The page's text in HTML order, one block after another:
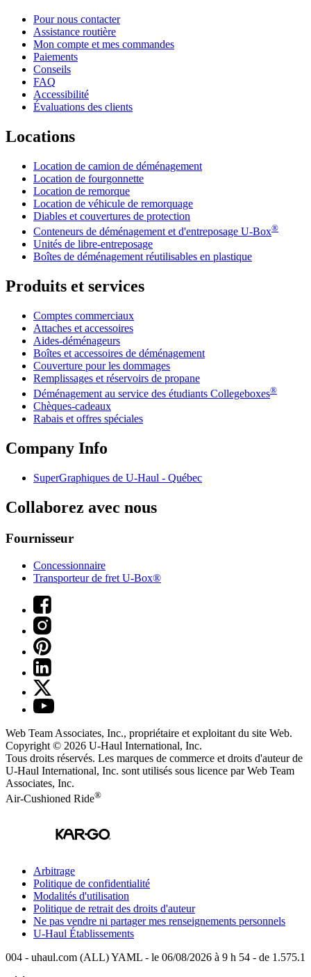
Pour nous contacter
Assistance routière
Mon compte et mes commandes
Paiements
Conseils
FAQ
Accessibilité
Évaluations des clients
Locations
Location de camion de déménagement
Location de fourgonnette
Location de remorque
Location de véhicule de remorquage
Diables et couvertures de protection
Conteneurs de déménagement et d'entreposage U-Box®
Unités de libre-entreposage
Boîtes de déménagement réutilisables en plastique
Produits et services
Comptes commerciaux
Attaches et accessoires
Aides-déménageurs
Boîtes et accessoires de déménagement
Couverture pour les dommages
Remplissages et réservoirs de propane
Déménagement au service des étudiants Collegeboxes®
Chèques-cadeaux
Rabais et offres spéciales
Company Info
SuperGraphiques de U-Haul - Québec
Collaborez avec nous
Fournisseur
Concessionnaire
Transporteur de fret U-Box®
Web Team Associates, Inc., propriétaire et exploitant du site Web.
Copyright © 2026 U-Haul International, Inc.
Tous droits réservés. Les marques de commerce et droits d'auteur de
U-Haul International, Inc. sont utilisés sous licence par Web Team
Associates, Inc.
Air-Cushioned Ride®
Arbitrage
Politique de confidentialité
Modalités d'utilisation
Politique de retrait des droits d'auteur
Ne pas vendre ni partager mes renseignements personnels
U-Haul Établissements
004 - uhaul.com (ALL) YAML - le 06/08/2026 à 9 h 54 - de 1.575.1